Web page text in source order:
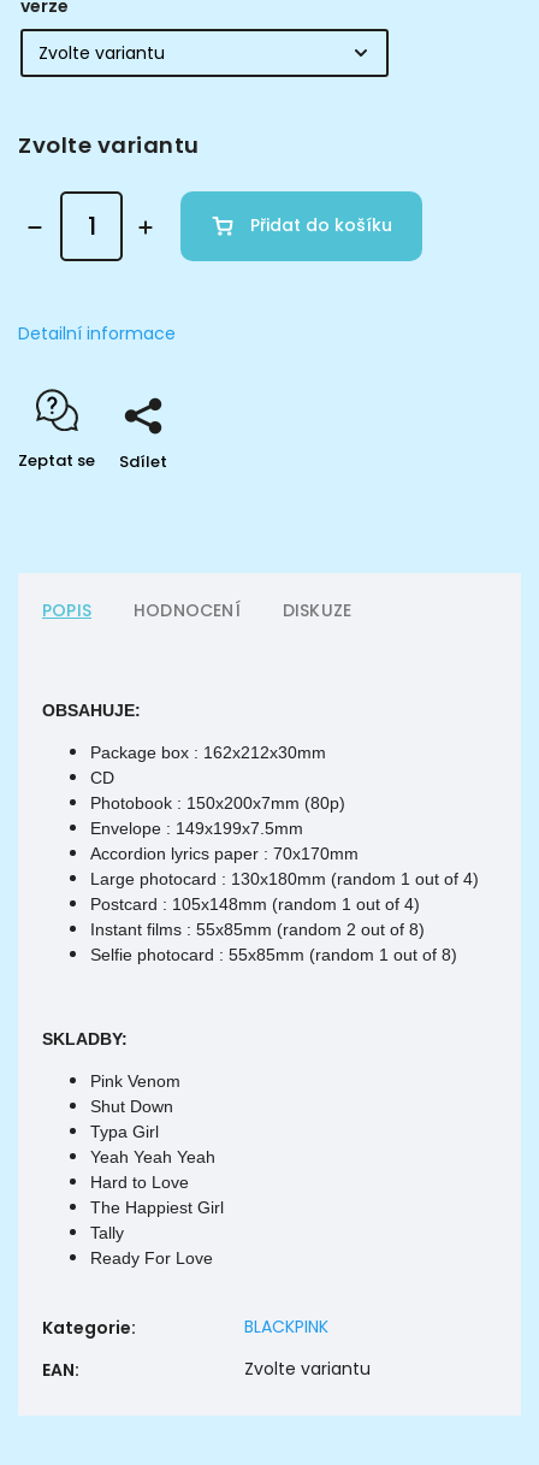
verze
Zvolte variantu
Přidat do košíku
Detailní informace
Zeptat se Sdílet
POPIS HODNOCENÍ DISKUZE
OBSAHUJE:
Package box : 162x212x30mm
CD
Photobook : 150x200x7mm (80p)
Envelope : 149x199x7.5mm
Accordion lyrics paper : 70x170mm
Large photocard : 130x180mm (random 1 out of 4)
Postcard : 105x148mm (random 1 out of 4)
Instant films : 55x85mm (random 2 out of 8)
Selfie photocard : 55x85mm (random 1 out of 8)
SKLADBY:
Pink Venom
Shut Down
Typa Girl
Yeah Yeah Yeah
Hard to Love
The Happiest Girl
Tally
Ready For Love
Kategorie:
BLACKPINK
EAN: Zvolte variantu